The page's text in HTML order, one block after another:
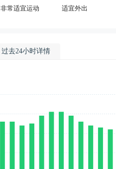
非常适宜运动 适宜外出
过去24小时详情